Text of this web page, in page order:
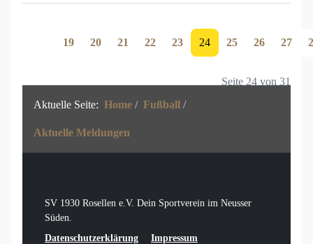
19 20 21 22 23 24 25 26 27
Seite 24 von 31
Aktuelle Seite: Home Fußball
Aktuelle Meldungen
SV 1930 Rosellen e.V. Dein Sportverein im Neusser
Süden.
Datenschutzerklärung
Impressum